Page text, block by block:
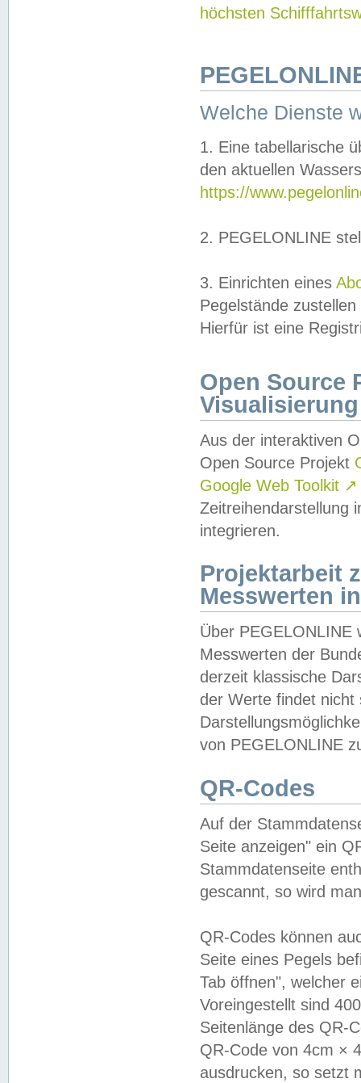
höchsten
Welche Dienste
1. Eine tabellarische
den aktuellen
https://
2. PEGELONLINE
3. Einrichten eines
Pegelstände
Hierfür ist eine
Open Source
Visualisierung
Aus der interaktiven
Open Source Projekt
Google Web Toolkit ↗
Zeitreihendarstellung
integrieren.
Projektarbeit
Messwerten
Über PEGELONLINE
Messwerten der
derzeit klassische
der Werte findet
von PEGELONLINE
QR-Codes
Auf der
Seite anzeigen" ein
Stammdatenseite
gescannt, so wird
QR-Codes können
Seite eines Pegels
Tab öffnen", welcher
Voreingestellt sind
Seitenlänge des QR-
QR-Code von 4cm ×
ausdrucken, so setzt